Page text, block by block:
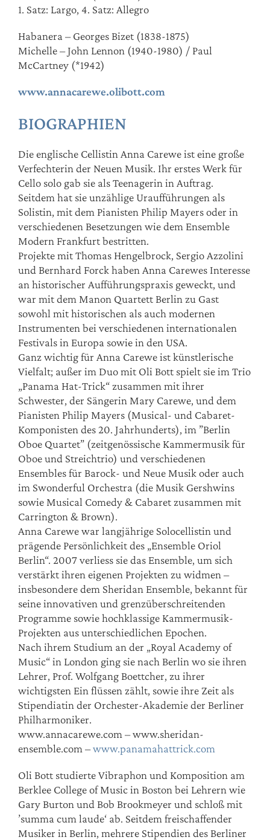
1. Satz: Largo, 4. Satz: Allegro
Habanera – Georges Bizet (1838-1875)
Michelle – John Lennon (1940-1980) / Paul
McCartney (*1942)
www.annacarewe.olibott.com
BIOGRAPHIEN
Die englische Cellistin Anna Carewe ist eine große
Verfechterin der Neuen Musik. Ihr erstes Werk für
Cello solo gab sie als Teenagerin in Auftrag.
Seitdem hat sie unzählige Uraufführungen als
Solistin, mit dem Pianisten Philip Mayers oder in
verschiedenen Besetzungen wie dem Ensemble
Modern Frankfurt bestritten.
Projekte mit Thomas Hengelbrock, Sergio Azzolini
und Bernhard Forck haben Anna Carewes Interesse
an historischer Aufführungspraxis geweckt, und
war mit dem Manon Quartett Berlin zu Gast
sowohl mit historischen als auch modernen
Instrumenten bei verschiedenen internationalen
Festivals in Europa sowie in den USA.
Ganz wichtig für Anna Carewe ist künstlerische
Vielfalt; außer im Duo mit Oli Bott spielt sie im Trio
„Panama Hat-Trick“ zusammen mit ihrer
Schwester, der Sängerin Mary Carewe, und dem
Pianisten Philip Mayers (Musical- und Cabaret-
Komponisten des 20. Jahrhunderts), im ”Berlin
Oboe Quartet” (zeitgenössische Kammermusik für
Oboe und Streichtrio) und verschiedenen
Ensembles für Barock- und Neue Musik oder auch
im Swonderful Orchestra (die Musik Gershwins
sowie Musical Comedy & Cabaret zusammen mit
Carrington & Brown).
Anna Carewe war langjährige Solocellistin und
prägende Persönlichkeit des „Ensemble Oriol
Berlin“. 2007 verliess sie das Ensemble, um sich
verstärkt ihren eigenen Projekten zu widmen –
insbesondere dem Sheridan Ensemble, bekannt für
seine innovativen und grenzüberschreitenden
Programme sowie hochklassige Kammermusik-
Projekten aus unterschiedlichen Epochen.
Nach ihrem Studium an der „Royal Academy of
Music“ in London ging sie nach Berlin wo sie ihren
Lehrer, Prof. Wolfgang Boettcher, zu ihrer
wichtigsten Ein flüssen zählt, sowie ihre Zeit als
Stipendiatin der Orchester-Akademie der Berliner
Philharmoniker.
www.annacarewe.com – www.sheridan-
ensemble.com –www.panamahattrick.com
Oli Bott studierte Vibraphon und Komposition am
Berklee College of Music in Boston bei Lehrern wie
Gary Burton und Bob Brookmeyer und schloß mit
’summa cum laude‘ ab. Seitdem freischaffender
Musiker in Berlin, mehrere Stipendien des Berliner